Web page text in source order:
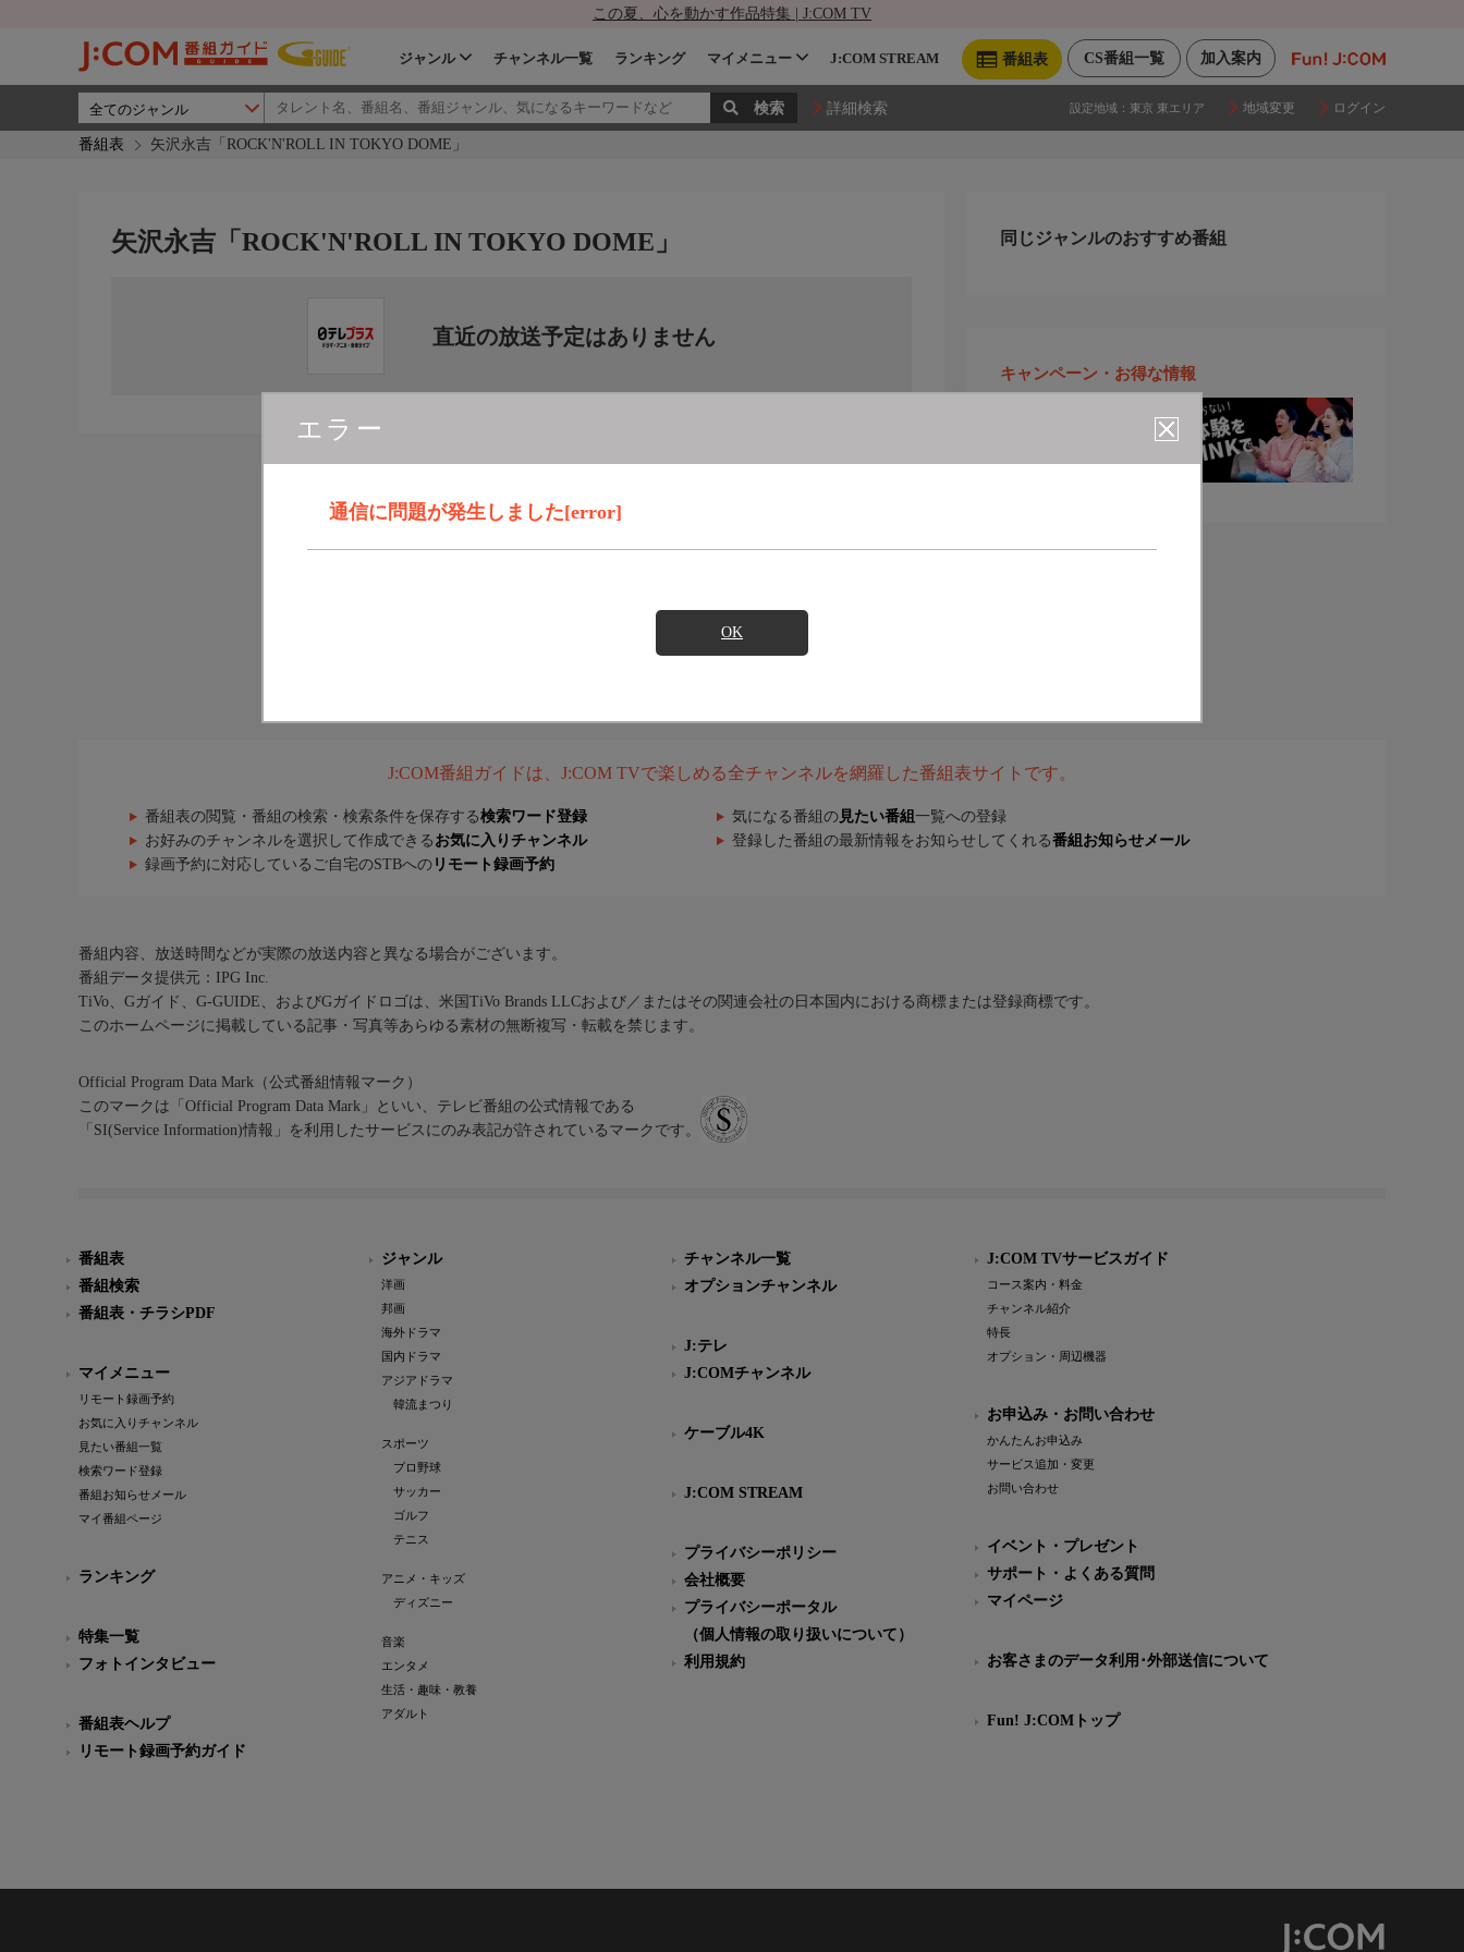
この夏、心を動かす作品特集 | J:COM TV
加入案内
CS番組一覧
番組表
ジャンル チャンネル一覧 ランキング マイメニュー J:COM STREAM
詳細検索 設定地域： 東京 東エリア 地域変更 ログイン
番組表 矢沢永吉「ROCK'N'ROLL IN TOKYO DOME」
エラー
通信に問題が発生しました[error]
OK
矢沢永吉「ROCK'N'ROLL IN TOKYO DOME」
直近の放送予定はありません
同じジャンルのおすすめ番組
キャンペーン・お得な情報
J:COM番組ガイドは、J:COM TVで楽しめる全チャンネルを網羅した番組表サイトです。
番組表の閲覧・番組の検索・検索条件を保存する検索ワード登録 気になる番組の 見たい番組 一覧への登録
お好みのチャンネルを選択して作成できる お気に入りチャンネル 登録した番組の最新情報をお知らせしてくれる番組お知らせメール
録画予約に対応しているご自宅のSTBへの リモート録画予約
番組内容、放送時間などが実際の放送内容と異なる場合がございます。
番組データ提供元：IPG Inc.
TiVo、Gガイド、G-GUIDE、およびGガイドロゴは、米国TiVo Brands LLCおよび／またはその関連会社の日本国内における商標または登録商標です。
このホームページに掲載している記事・写真等あらゆる素材の無断複写・転載を禁じます。
Official Program Data Mark（公式番組情報マーク）
このマークは「Official Program Data Mark」といい、テレビ番組の公式情報である
「SI(Service Information)情報」を利用したサービスにのみ表記が許されているマークです。
番組表
番組検索
番組表・チラシPDF
マイメニュー
リモート録画予約
お気に入りチャンネル
見たい番組一覧
検索ワード登録
番組お知らせメール
マイ番組ページ
ランキング
特集一覧
フォトインタビュー
番組表ヘルプ
リモート録画予約ガイド
ジャンル
洋画
邦画
海外ドラマ
国内ドラマ
アジアドラマ
韓流まつり
スポーツ
プロ野球
サッカー
ゴルフ
テニス
アニメ・キッズ
ディズニー
音楽
エンタメ
生活・趣味・教養
アダルト
チャンネル一覧
オプションチャンネル
J:テレ
J:COMチャンネル
ケーブル4K
J:COM STREAM
プライバシーポリシー
会社概要
プライバシーポータル
（個人情報の取り扱いについて）
利用規約
J:COM TVサービスガイド
コース案内・料金
チャンネル紹介
特長
オプション・周辺機器
お申込み・お問い合わせ
かんたんお申込み
サービス追加・変更
お問い合わせ
イベント・プレゼント
サポート・よくある質問
マイページ
お客さまのデータ利用･外部送信について
Fun! J:COMトップ